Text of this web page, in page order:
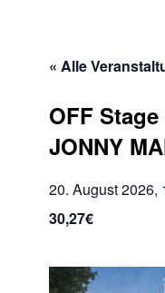
« Alle
OFF
JONNY
20. August 2026,
30,27€